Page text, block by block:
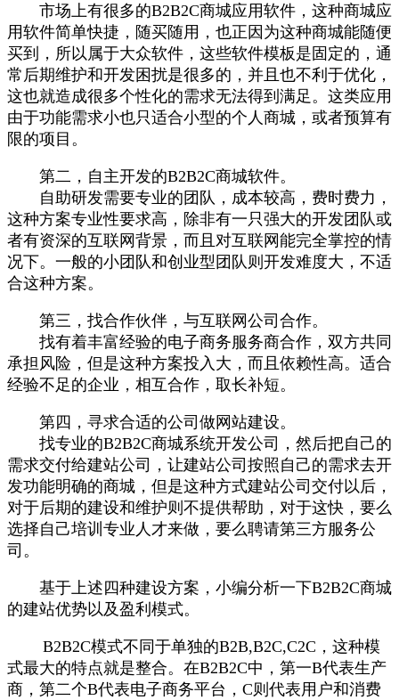
市场上有很多的B2B2C商城应用软件，这种商城应
用软件简单快捷，随买随用，也正因为这种商城能随便
买到，所以属于大众软件，这些软件模板是固定的，通
常后期维护和开发困扰是很多的，并且也不利于优化，
这也就造成很多个性化的需求无法得到满足。这类应用
由于功能需求小也只适合小型的个人商城，或者预算有
限的项目。
第二，自主开发的B2B2C商城软件。
自助研发需要专业的团队，成本较高，费时费力，
这种方案专业性要求高，除非有一只强大的开发团队或
者有资深的互联网背景，而且对互联网能完全掌控的情
况下。一般的小团队和创业型团队则开发难度大，不适
合这种方案。
第三，找合作伙伴，与互联网公司合作。
找有着丰富经验的电子商务服务商合作，双方共同
承担风险，但是这种方案投入大，而且依赖性高。适合
经验不足的企业，相互合作，取长补短。
第四，寻求合适的公司做网站建设。
找专业的B2B2C商城系统开发公司，然后把自己的
需求交付给建站公司，让建站公司按照自己的需求去开
发功能明确的商城，但是这种方式建站公司交付以后，
对于后期的建设和维护则不提供帮助，对于这快，要么
选择自己培训专业人才来做，要么聘请第三方服务公
司。
基于上述四种建设方案，小编分析一下B2B2C商城
的建站优势以及盈利模式。
B2B2C模式不同于单独的B2B,B2C,C2C，这种模
式最大的特点就是整合。在B2B2C中，第一B代表生产
商，第二个B代表电子商务平台，C则代表用户和消费